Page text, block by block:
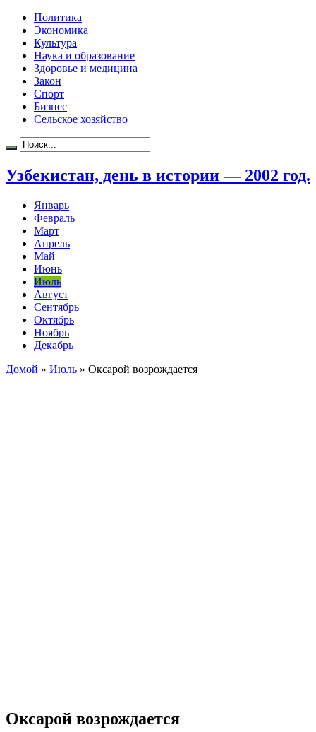
Политика
Экономика
Культура
Наука и образование
Здоровье и медицина
Закон
Спорт
Бизнес
Сельское хозяйство
Узбекистан, день в истории — 2002 год.
Январь
Февраль
Март
Апрель
Май
Июнь
Июль
Август
Сентябрь
Октябрь
Ноябрь
Декабрь
Домой » Июль » Оксарой возрождается
Оксарой возрождается